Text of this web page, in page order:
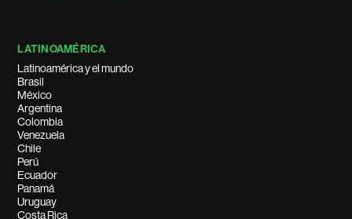
LATINOAMÉRICA
Latinoamérica y el mundo
Brasil
México
Argentina
Colombia
Venezuela
Chile
Perú
Ecuador
Panamá
Uruguay
Costa Rica